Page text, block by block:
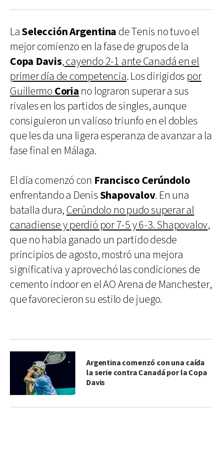
LaSelecciónArgentina de Tenis no tuvo el
mejor comienzo en la fase de grupos de la
Copa Davis, cayendo 2-1 ante Canadá en el
primer día de competencia. Los dirigidos por
Guillermo Coriano lograron superar a sus
rivales en los partidos de singles, aunque
consiguieron un valioso triunfo en el dobles
que les da una ligera esperanza de avanzar a la
fase final en Málaga.
El día comenzó con Francisco Cerúndolo
enfrentando a DenisShapovalov. En una
batalla dura, Cerúndolo no pudo superar al
canadiense y perdió por 7-5 y 6-3. Shapovalov,
que no había ganado un partido desde
principios de agosto, mostró una mejora
significativa y aprovechó las condiciones de
cemento indoor en el AO Arena de Manchester,
que favorecieron su estilo de juego.
Argentina comenzó con una caída
la serie contra Canadá por la Copa
Davis